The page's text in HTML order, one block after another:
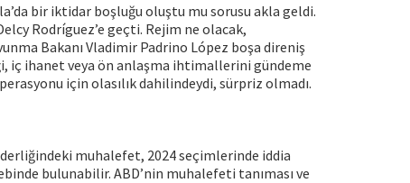
bir iktidar boşluğu oluştu mu sorusu akla geldi.
Rodríguez’e geçti. Rejim ne olacak,
Bakanı Vladimir Padrino López boşa direniş
iç ihanet veya ön anlaşma ihtimallerini gündeme
için olasılık dahilindeydi, sürpriz olmadı.
muhalefet, 2024 seçimlerinde iddia
bulunabilir. ABD’nin muhalefeti tanıması ve